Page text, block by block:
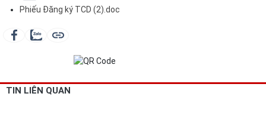
Phiếu Đăng ký TCD (2).doc
TIN LIÊN QUAN